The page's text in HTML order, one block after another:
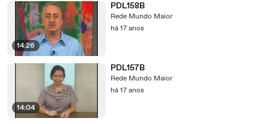
14:26
PDL158B
Rede Mundo Maior
há 17 anos
14:04
PDL157B
Rede Mundo Maior
há 17 anos